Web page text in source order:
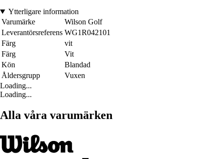
Ytterligare information
Varumärke
Wilson Golf
Leverantörsreferens WG1R042101
Färg
vit
Färg
Vit
Kön
Blandad
Åldersgrupp
Vuxen
Loading...
Loading...
Alla våra varumärken